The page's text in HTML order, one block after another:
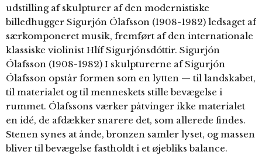
udstilling af skulpturer af den modernistiske
billedhugger Sigurjón Ólafsson (1908-1982) ledsaget af
særkomponeret musik, fremført af den internationale
klassiske violinist Hlíf Sigurjónsdóttir. Sigurjón
Ólafsson (1908-1982) I skulpturerne af Sigurjón
Ólafsson opstår formen som en lytten — til landskabet,
til materialet og til menneskets stille bevægelse i
rummet. Ólafssons værker påtvinger ikke materialet
en idé, de afdækker snarere det, som allerede findes.
Stenen synes at ånde, bronzen samler lyset, og massen
bliver til bevægelse fastholdt i et øjebliks balance.